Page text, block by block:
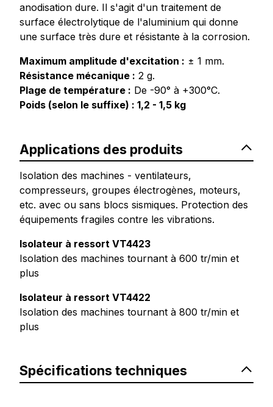
anodisation dure. Il s'agit d'un traitement de
surface électrolytique de l'aluminium qui donne
une surface très dure et résistante à la corrosion.
Maximum amplitude d'excitation : ± 1 mm.
Résistance mécanique : 2 g.
Plage de température : De -90° à +300°C.
Poids (selon le suffixe) : 1,2 - 1,5 kg
Applications des produits
Isolation des machines - ventilateurs,
compresseurs, groupes électrogènes, moteurs,
etc. avec ou sans blocs sismiques. Protection des
équipements fragiles contre les vibrations.
Isolateur à ressort VT4423
Isolation des machines tournant à 600 tr/min et
plus
Isolateur à ressort VT4422
Isolation des machines tournant à 800 tr/min et
plus
Spécifications techniques